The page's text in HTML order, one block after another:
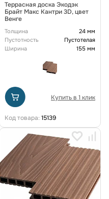
Террасная доска Экодэк
Брайт Макс Кантри 3D, цвет
Венге
Толщина
24 мм
Пустотность
Пустотелая
Ширина
155 мм
Купить в 1 клик
Код товара: 15139